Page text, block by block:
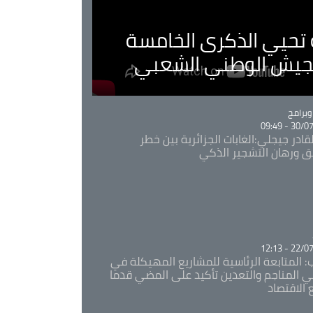
تحيي الذكرى الخامسة
الوطني الشعبي
30/07/
جيجلي:الغابات الجزائرية بين خطر
ورهان التشجير الذكي
22/07/
المتابعة الرئاسية للمشاريع المهيكلة في
المناجم والتعدين تأكيد على المضي قدما
الاقتصاد